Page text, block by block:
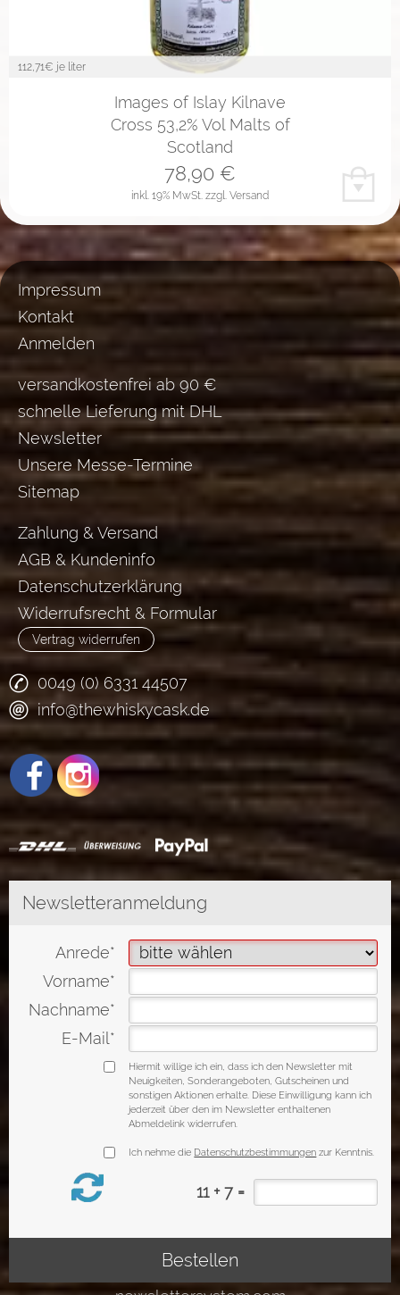
112,71€ je liter
Images of Islay Kilnave
Cross 53,2% Vol Malts of
Scotland
inkl. 19% MwSt. zzgl. Versand
78,90 €
Impressum
Kontakt
Anmelden
versandkostenfrei ab 90 €
schnelle Lieferung mit DHL
Newsletter
Unsere Messe-Termine
Sitemap
Zahlung & Versand
AGB & Kundeninfo
Datenschutzerklärung
Widerrufsrecht & Formular
Vertrag widerrufen
0049 (0) 6331 44507
info@thewhiskycask.de